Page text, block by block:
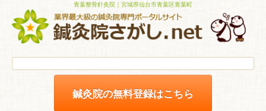
青葉整骨針灸院｜宮城県仙台市青葉区青葉町
鍼灸院の無料登録はこちら